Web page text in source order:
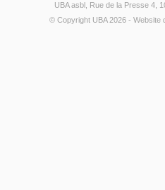
UBA asbl, Rue de la Presse 4,
© Copyright UBA 2026 - Website